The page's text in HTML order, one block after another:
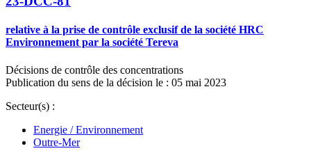
relative à la prise de contrôle exclusif de la société HRC
Environnement par la société Tereva
Décisions de contrôle des concentrations
Publication du sens de la décision le : 05 mai 2023
Secteur(s) :
Energie / Environnement
Outre-Mer